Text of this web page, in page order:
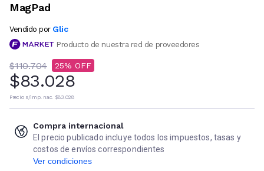
MagPad
Vendido por Glic
Producto de nuestra red de proveedores
$110.704 25
$83.028
Precio s/imp. nac. $83.028
Compra internacional
El precio publicado incluye todos los impuestos, tasas y
costos de envíos correspondientes
Ver condiciones